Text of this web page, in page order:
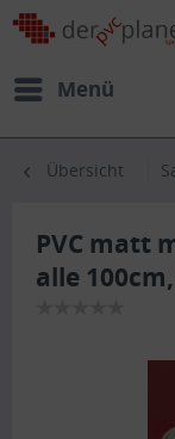
Menü
Übersicht
PVC matt
alle